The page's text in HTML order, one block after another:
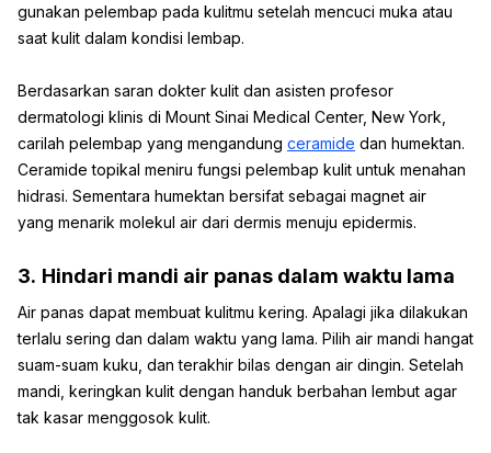
gunakan pelembap pada kulitmu setelah mencuci muka atau
saat kulit dalam kondisi lembap.
Berdasarkan saran dokter kulit dan asisten profesor
dermatologi klinis di Mount Sinai Medical Center, New York,
carilah pelembap yang mengandung ceramide dan humektan.
Ceramide topikal meniru fungsi pelembap kulit untuk menahan
hidrasi. Sementara humektan bersifat sebagai magnet air
yang menarik molekul air dari dermis menuju epidermis.
3. Hindari mandi air panas dalam waktu lama
Air panas dapat membuat kulitmu kering. Apalagi jika dilakukan
terlalu sering dan dalam waktu yang lama. Pilih air mandi hangat
suam-suam kuku, dan terakhir bilas dengan air dingin. Setelah
mandi, keringkan kulit dengan handuk berbahan lembut agar
tak kasar menggosok kulit.